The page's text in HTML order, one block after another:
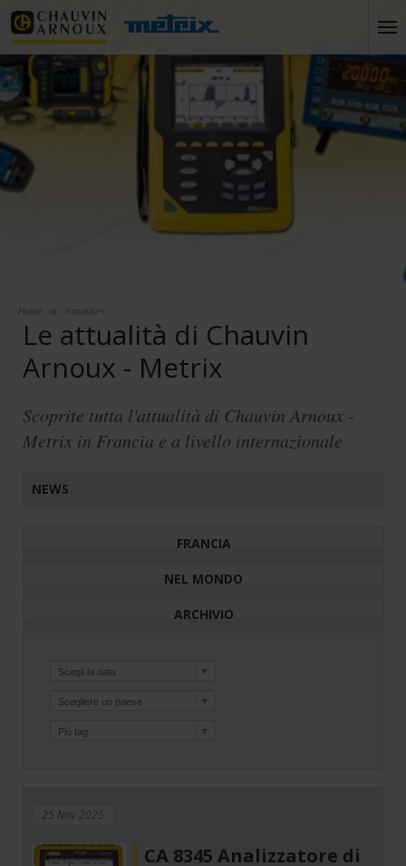
Home Actualités
Le attualità di Chauvin
Arnoux - Metrix
Scoprite tutta l'attualità di Chauvin Arnoux -
Metrix in Francia e a livello internazionale
NEWS
FRANCIA
NEL MONDO
ARCHIVIO
25 Nov 2025
CA 8345 Analizzatore di